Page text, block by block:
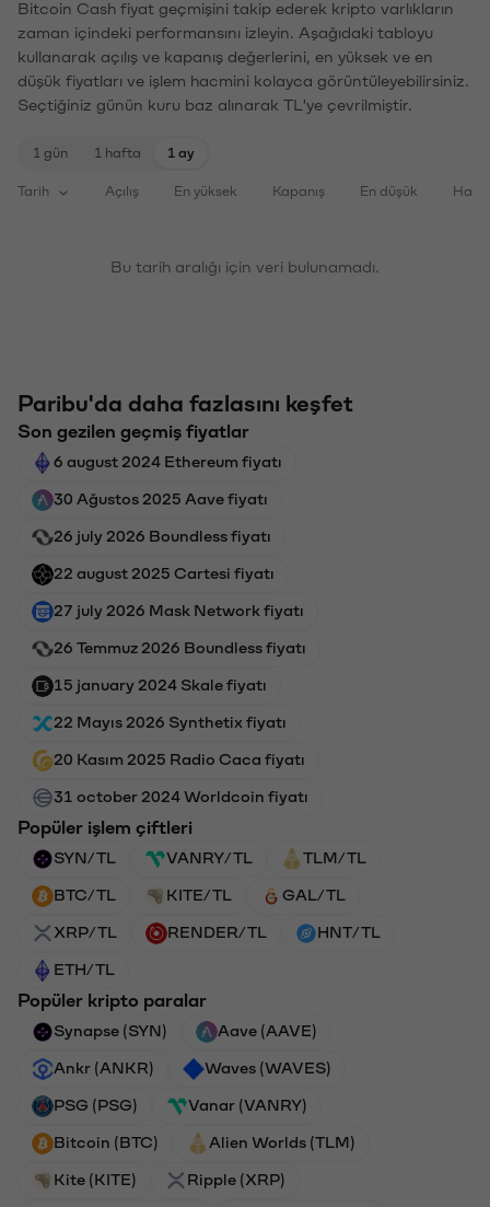
Bitcoin Cash fiyat geçmişini takip ederek kripto varlıkların
zaman içindeki performansını izleyin. Aşağıdaki tabloyu
kullanarak açılış ve kapanış değerlerini, en yüksek ve en
düşük fiyatları ve işlem hacmini kolayca görüntüleyebilirsiniz.
Seçtiğiniz günün kuru baz alınarak TL'ye çevrilmiştir.
1 gün 1 hafta 1 ay
Tarih Açılış En yüksek Kapanış En düşük
Bu tarih aralığı için veri bulunamadı.
Paribu'da daha fazlasını keşfet
Son gezilen geçmiş fiyatlar
6 august 2024 Ethereum fiyatı
30 Ağustos 2025 Aave fiyatı
26 july 2026 Boundless fiyatı
22 august 2025 Cartesi fiyatı
27 july 2026 Mask Network fiyatı
26 Temmuz 2026 Boundless fiyatı
15 january 2024 Skale fiyatı
22 Mayıs 2026 Synthetix fiyatı
20 Kasım 2025 Radio Caca fiyatı
31 october 2024 Worldcoin fiyatı
Popüler işlem çiftleri
SYN/TL VANRY/TL TLM/TL
BTC/TL KITE/TL GAL/TL
XRP/TL RENDER/TL HNT/TL
ETH/TL
Popüler kripto paralar
Synapse (SYN) Aave (AAVE)
Ankr (ANKR) Waves (WAVES)
PSG (PSG) Vanar (VANRY)
Bitcoin (BTC) Alien Worlds (TLM)
Kite (KITE) Ripple (XRP)